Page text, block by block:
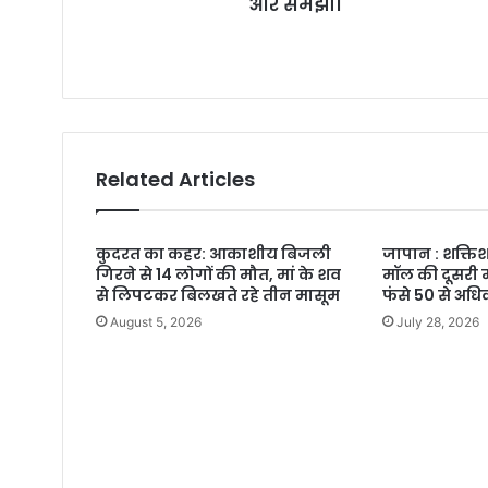
और समझा।
Related Articles
कुदरत का कहर: आकाशीय बिजली
गिरने से 14 लोगों की मौत, मां के शव
से लिपटकर बिलखते रहे तीन मासूम
August 5, 2026
जापान :
मॉल की
फंसे 50 से
July 28, 2026